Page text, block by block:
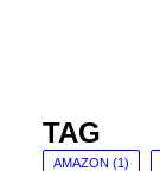
TAG
AMAZON (1)